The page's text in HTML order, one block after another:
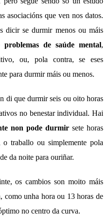
asociacións que ven nos datos.
dicir se durmir menos ou máis
problemas de saúde mental,
ou, pola contra, se eses
para durmir máis ou menos.
di que durmir seis ou oito horas
no benestar individual. Hai
non pode durmirsete horas
traballo ou simplemente pola
da noite para ouriñar.
os cambios son moito máis
como unha hora ou 13 horas de
no centro da curva.